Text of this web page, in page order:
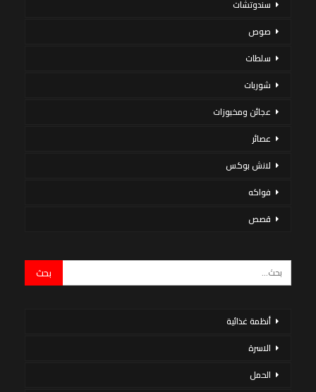
سندوتشات
صوص
سلطات
شوربات
عجائن ومخبوزات
عصائر
لانش بوكس
فواكه
قصص
أنظمة غذائية
الاسرة
الحمل